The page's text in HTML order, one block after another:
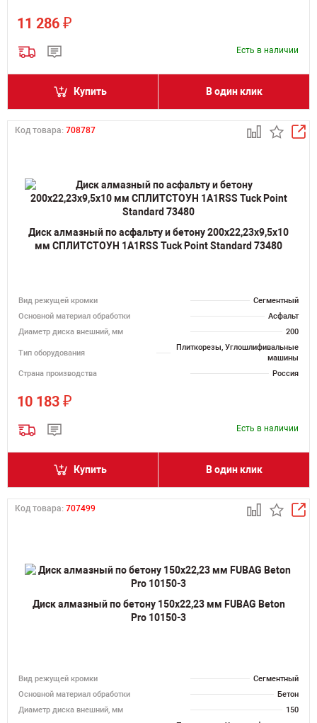
11 286 ₽
Есть в наличии
Купить В один клик
Код товара: 708787
Диск алмазный по асфальту и бетону 200х22,23х9,5х10
мм СПЛИТСТОУН 1A1RSS Tuck Point Standard 73480
Вид режущей кромки
Сегментный
Основной материал обработки
Асфальт
Диаметр диска внешний, мм
200
Тип оборудования
Плиткорезы, Углошлифивальные
машины
Страна производства
Россия
10 183 ₽
Есть в наличии
Купить В один клик
Код товара: 707499
Диск алмазный по бетону 150х22,23 мм FUBAG Beton
Pro 10150-3
Вид режущей кромки
Сегментный
Основной материал обработки
Бетон
Диаметр диска внешний, мм
150